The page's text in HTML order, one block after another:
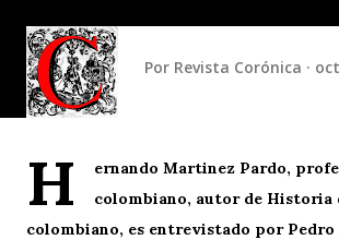
Por Revista Corónica
H
ernando Martinez Pardo,
colombiano, autor de Historia
colombiano, es entrevistado por Pedro